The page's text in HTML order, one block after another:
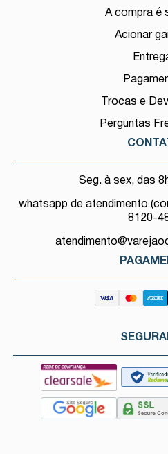
A compra é
Acionar
Trocas e
Perguntas
Seg. à sex, das
whatsapp de atendimento
8120-